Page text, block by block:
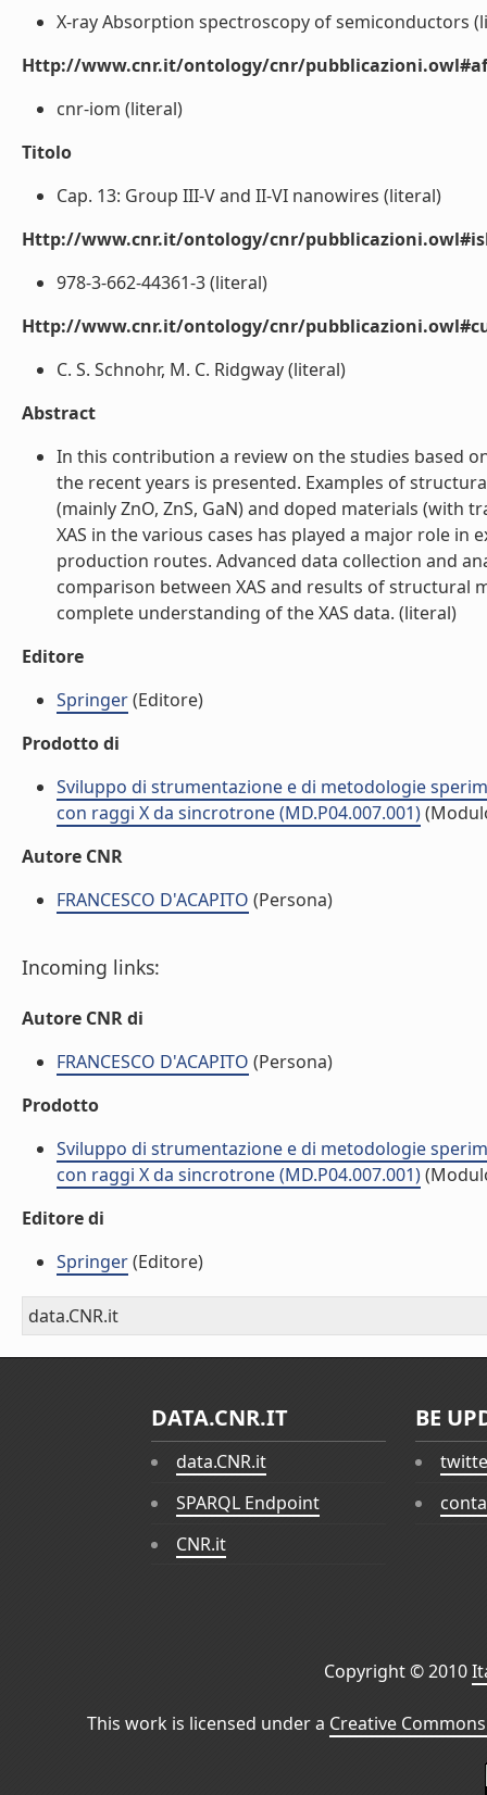
X-ray Absorption spectroscopy of semiconductors
Http://www.cnr.it/ontology/cnr/
cnr-iom (literal)
Titolo
Cap. 13: Group III-V and II-VI nanowires (literal)
Http://www.cnr.it/ontology/cnr/
978-3-662-44361-3 (literal)
Http://www.cnr.it/ontology/cnr/
C. S. Schnohr, M. C. Ridgway (literal)
Abstract
In this contribution a review on the studies based
the recent years is presented. Examples of
(mainly ZnO, ZnS, GaN) and doped materials (with
XAS in the various cases has played a major role
production routes. Advanced data collection and
comparison between XAS and results of
complete understanding of the XAS data. (literal)
Editore
Springer(Editore)
Prodotto di
Sviluppo di strumentazione e di metodologie
con raggi X da sincrotrone (MD.P04.007.001)
Autore CNR
FRANCESCO D'ACAPITO (Persona)
Incoming links:
Autore CNR di
FRANCESCO D'ACAPITO (Persona)
Prodotto
Sviluppo di strumentazione e di metodologie
con raggi X da sincrotrone (MD.P04.007.001)
Editore di
Springer(Editore)
data.CNR.it
DATA.CNR.IT
data.CNR.it
SPARQL Endpoint
CNR.it
BE
Copyright © 2010
This work is licensed under a Creative